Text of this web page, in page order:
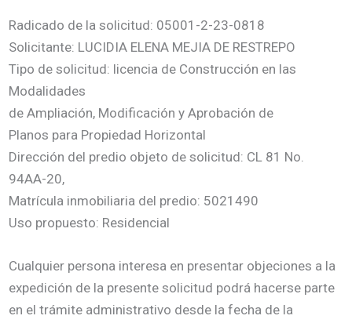
Radicado de la solicitud: 05001-2-23-0818
Solicitante: LUCIDIA ELENA MEJIA DE RESTREPO
Tipo de solicitud: licencia de Construcción en las
Modalidades
de Ampliación, Modificación y Aprobación de
Planos para Propiedad Horizontal
Dirección del predio objeto de solicitud: CL 81 No.
94AA-20,
Matrícula inmobiliaria del predio: 5021490
Uso propuesto: Residencial
Cualquier persona interesa en presentar objeciones a la
expedición de la presente solicitud podrá hacerse parte
en el trámite administrativo desde la fecha de la